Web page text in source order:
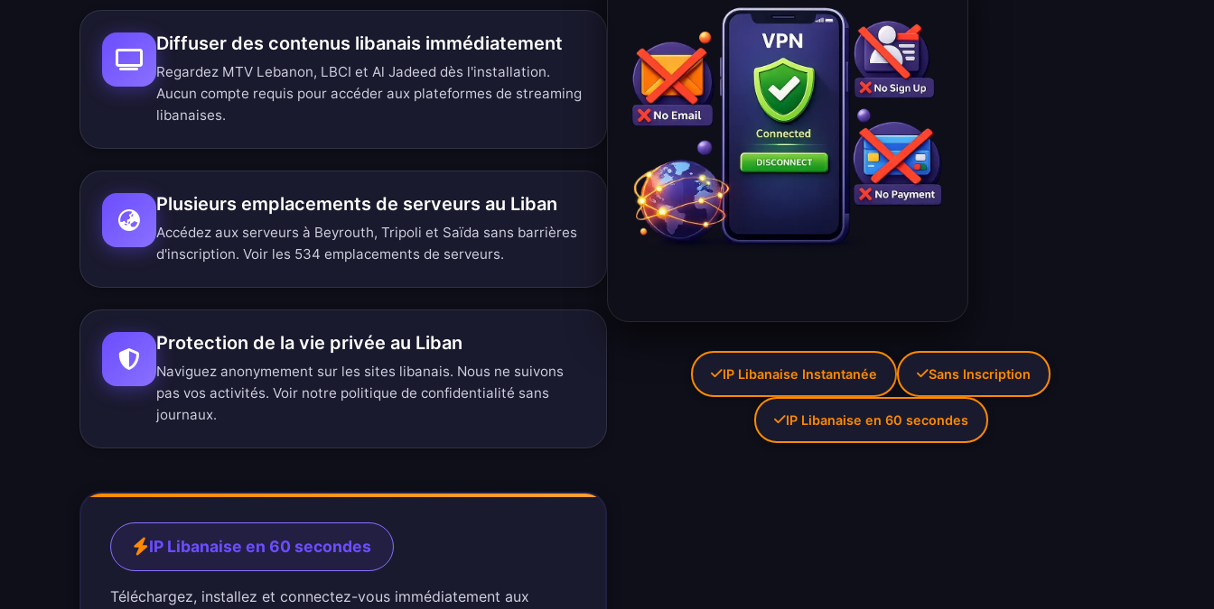
Diffuser des contenus libanais immédiatement
Regardez MTV Lebanon, LBCI et Al Jadeed dès l'installation.
Aucun compte requis pour accéder aux plateformes de streaming
libanaises.
Plusieurs emplacements de serveurs au Liban
Accédez aux serveurs à Beyrouth, Tripoli et Saïda sans barrières
d'inscription. Voir les 534 emplacements de serveurs.
Protection de la vie privée au Liban
Naviguez anonymement sur les sites libanais. Nous ne suivons
pas vos activités. Voir notre politique de confidentialité sans
journaux.
IP Libanaise en 60 secondes
Téléchargez, installez et connectez-vous immédiatement aux
IP Libanaise Instantanée Sans Inscription
IP Libanaise en 60 secondes